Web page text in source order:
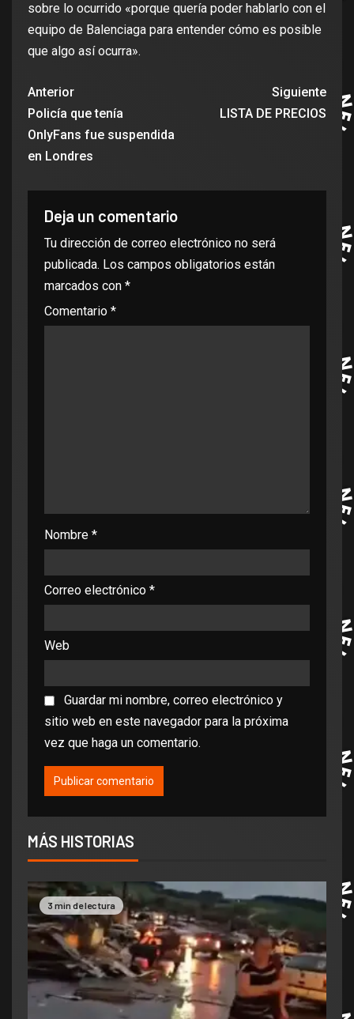
sobre lo ocurrido «porque quería poder hablarlo con el
equipo de Balenciaga para entender cómo es posible
que algo así ocurra».
Anterior
Policía que tenía
OnlyFans fue suspendida
en Londres
Siguiente
LISTA DE PRECIOS
Deja un comentario
Tu dirección de correo electrónico no será
publicada. Los campos obligatorios están
marcados con *
Comentario *
Nombre *
Correo electrónico *
Web
Guardar mi nombre, correo electrónico y
sitio web en este navegador para la próxima
vez que haga un comentario.
MÁS HISTORIAS
3 min de lectura